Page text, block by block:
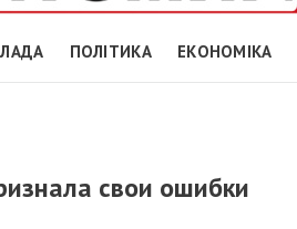
ПОЛІТИКА ЕКОНОМІКА
свои ошибки